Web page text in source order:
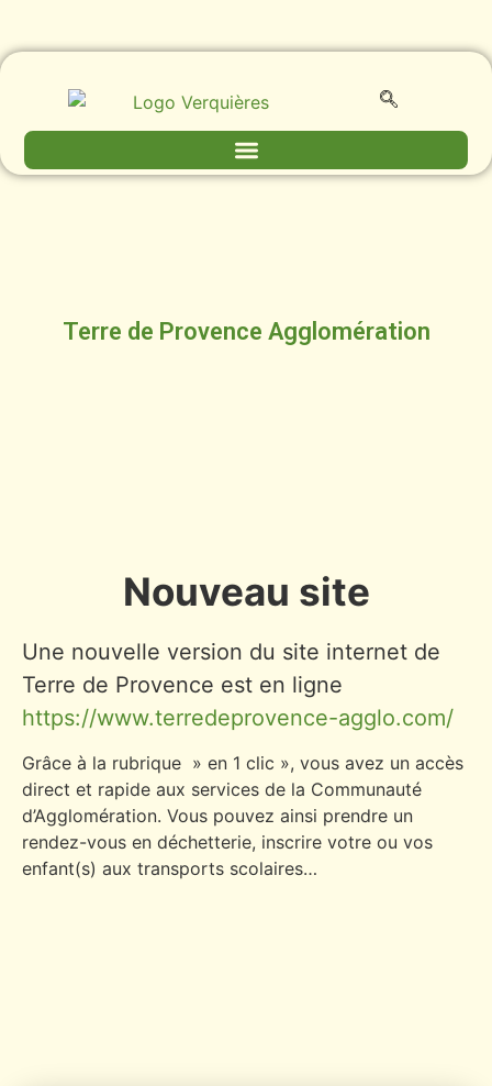
Terre de Provence Agglomération
Nouveau site
Une nouvelle version du site internet de
Terre de Provence est en ligne
https://www.terredeprovence-agglo.com/
Grâce à la rubrique » en 1 clic », vous avez un accès
direct et rapide aux services de la Communauté
d’Agglomération. Vous pouvez ainsi prendre un
rendez-vous en déchetterie, inscrire votre ou vos
enfant(s) aux transports scolaires…